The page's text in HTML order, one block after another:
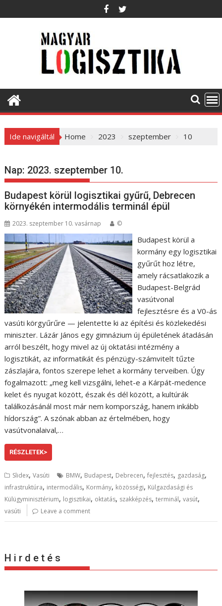
k
o
t
Ide navigáltál Home 2023 szeptember 10
Nap: 2023. szeptember 10.
Budapest körül logisztikai gyűrű, Debrecen
környékén intermodális terminál épül
2023. szeptember 10. vasárnap ©
Budapest körül a
kormány egy logisztikai
gyűrűt hoz létre,
amely rácsatlakozik a
Budapest-Belgrád
vasútvonal
fejlesztésre és a V0-ás
vasúti körgyűrűre — jelentette ki az építési és közlekedési
miniszter. Lázár János egy gimnázium új épületének átadásán
arról beszélt, hogy mivel az új oktatási intézmény a
logisztikát, az informatikát és pénzügy-számvitelt tűzte
zászlajára, fontos szerepe lehet a kormány terveiben. Úgy
fogalmazott: „meg kell vizsgálni, lehet-e a Kárpát-medence
kelet és nyugat között, észak és dél között, a kultúrák
találkozásánál most már nem kompország, hanem inkább
hídország”. A szónak abban az értelmében, hogy
vasútvonalaival,…
RÉSZLETEK>
Slidex,Vasúti BMW, Budapest, Debrecen,fejlesztés, gazdaság,
infrastruktúra, intermodális, Kormány, közösségi, Külgazdasági és
Külügyminisztérium, logisztikai, oktatás, szakképzés,terminál,vasút,
vasúti Leave a comment
H i r d e t é s